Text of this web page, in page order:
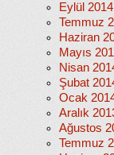
Eylül 2014
Temmuz
Haziran
Mayıs
Nisan
Şubat
Ocak
Aralık
Ağustos
Temmuz